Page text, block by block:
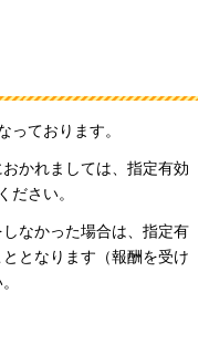
っております。
かれましては、指定有効
ださい。
なかった場合は、指定有
となります（報酬を受け